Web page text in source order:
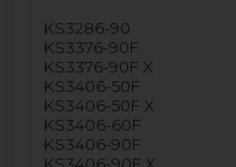
KS3286-90
KS3376-90F
KS3376-90F X
KS3406-50F
KS3406-50F X
KS3406-60F
KS3406-90F